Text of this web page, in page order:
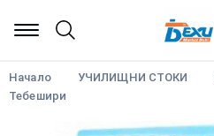
Начало УЧИЛИЩНИ СТОКИ
Тебешири